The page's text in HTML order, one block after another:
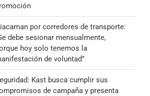
por corredores de transporte:
debe sesionar mensualmente,
hoy solo tenemos la
de voluntad”
Kast busca cumplir sus
de campaña y presenta